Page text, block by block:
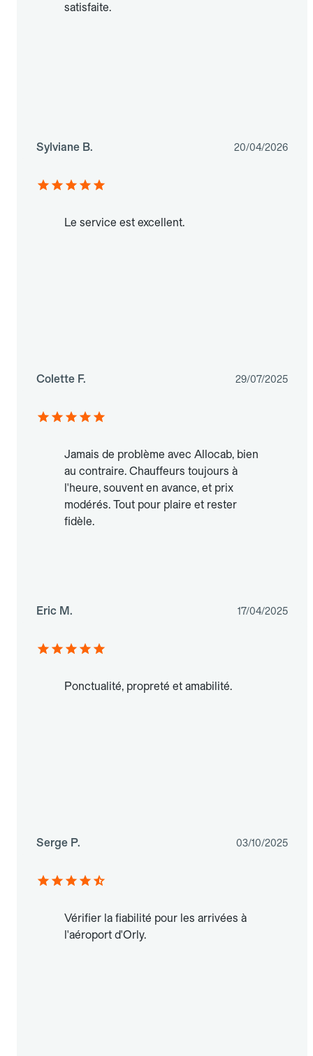
satisfaite.
Sylviane B. 20/04/2026
Le service est excellent.
Colette F. 29/07/2025
Jamais de problème avec Allocab, bien
au contraire. Chauffeurs toujours à
l'heure, souvent en avance, et prix
modérés. Tout pour plaire et rester
fidèle.
Eric M. 17/04/2025
Ponctualité, propreté et amabilité.
Serge P. 03/10/2025
Vérifier la fiabilité pour les arrivées à
l'aéroport d'Orly.